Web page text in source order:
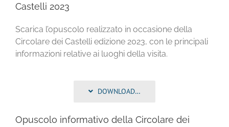
Castelli 2023
Scarica l’opuscolo realizzato in occasione della
Circolare dei Castelli edizione 2023, con le principali
informazioni relative ai luoghi della visita.
DOWNLOAD…
Opuscolo informativo della Circolare dei